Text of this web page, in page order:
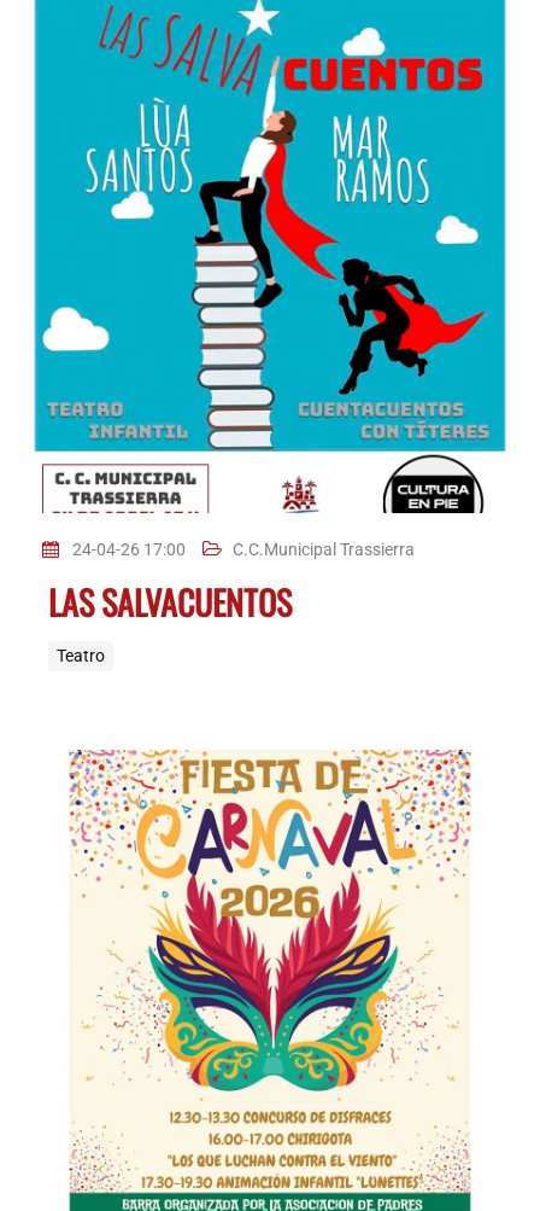
24-04-26 17:00 C.C.Municipal Trassierra
LAS SALVACUENTOS
Teatro